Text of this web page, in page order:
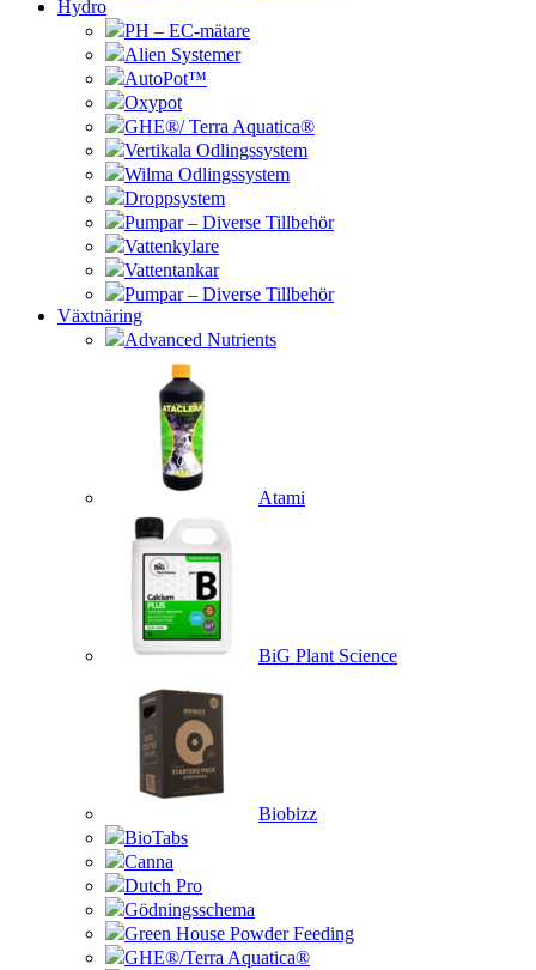
Hydro
PH – EC-mätare
Alien Systemer
AutoPot™
Oxypot
GHE®/ Terra Aquatica®
Vertikala Odlingssystem
Wilma Odlingssystem
Droppsystem
Pumpar – Diverse Tillbehör
Vattenkylare
Vattentankar
Pumpar – Diverse Tillbehör
Växtnäring
Advanced Nutrients
Atami
BiG Plant Science
Biobizz
BioTabs
Canna
Dutch Pro
Gödningsschema
Green House Powder Feeding
GHE®/Terra Aquatica®